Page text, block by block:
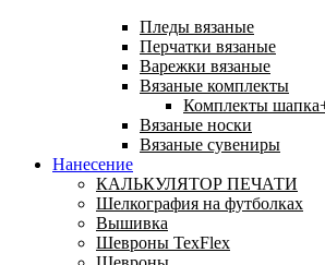
Пледы вязаные
Перчатки вязаные
Варежки вязаные
Вязаные комплекты
Комплекты
Вязаные носки
Вязаные сувениры
Нанесение
КАЛЬКУЛЯТОР ПЕЧАТИ
Шелкография на футболках
Вышивка
Шевроны TexFlex